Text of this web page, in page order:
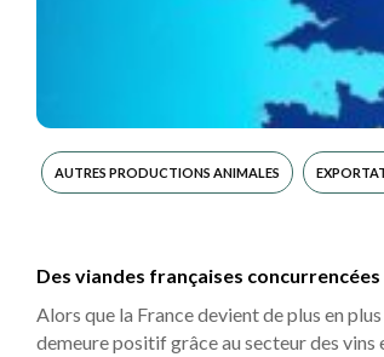
AUTRES PRODUCTIONS ANIMALES
Des viandes françaises
Alors que la France devient de plus en
demeure positif grâce au secteur des vins